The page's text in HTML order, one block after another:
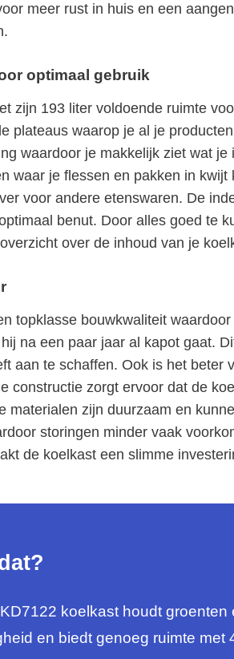
meer rust in huis en een
optimaal gebruik
zijn 193 liter voldoende ruimte
plateaus waarop je al je
waardoor je makkelijk ziet wat
waar je flessen en pakken in
voor andere etenswaren. De
benut. Door alles goed te
over de inhoud van je
topklasse bouwkwaliteit
na een paar jaar al kapot gaat.
aan te schaffen. Ook is het beter
constructie zorgt ervoor dat de
materialen zijn duurzaam en
storingen minder vaak
de koelkast een slimme
koelkast houdt
en biedt genoeg ruimte met